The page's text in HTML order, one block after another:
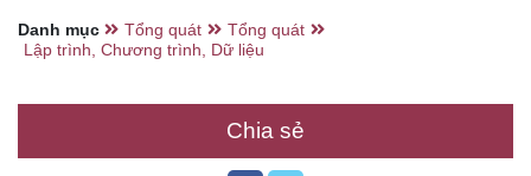
Danh mục Tổng quát
Tổng quát
Lập trình, Chương trình, Dữ liệu
Chia sẻ